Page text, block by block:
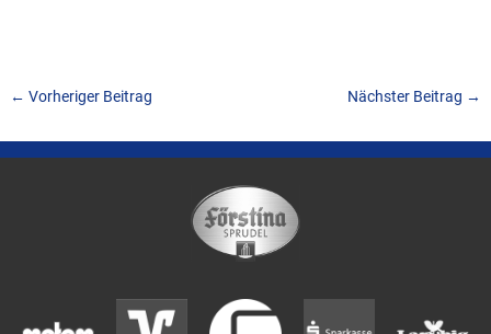
← Vorheriger Beitrag Nächster Beitrag →